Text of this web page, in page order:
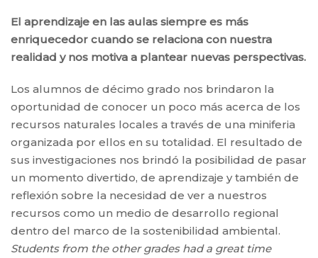
El aprendizaje en las aulas siempre es más
enriquecedor cuando se relaciona con nuestra
realidad y nos motiva a plantear nuevas perspectivas.
Los alumnos de décimo grado nos brindaron la
oportunidad de conocer un poco más acerca de los
recursos naturales locales a través de una miniferia
organizada por ellos en su totalidad. El resultado de
sus investigaciones nos brindó la posibilidad de pasar
un momento divertido, de aprendizaje y también de
reflexión sobre la necesidad de ver a nuestros
recursos como un medio de desarrollo regional
dentro del marco de la sostenibilidad ambiental.
Students from the other grades had a great time